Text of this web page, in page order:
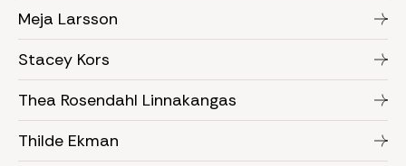
Meja Larsson
Stacey Kors
Thea Rosendahl Linnakangas
Thilde Ekman